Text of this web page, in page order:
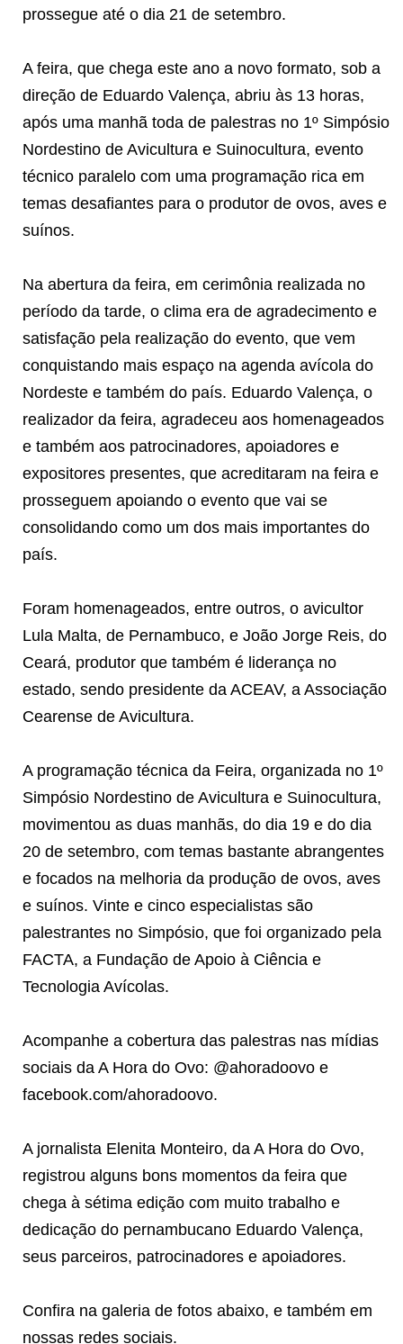
prossegue até o dia 21 de setembro.
A feira, que chega este ano a novo formato, sob a
direção de Eduardo Valença, abriu às 13 horas,
após uma manhã toda de palestras no 1º Simpósio
Nordestino de Avicultura e Suinocultura, evento
técnico paralelo com uma programação rica em
temas desafiantes para o produtor de ovos, aves e
suínos.
Na abertura da feira, em cerimônia realizada no
período da tarde, o clima era de agradecimento e
satisfação pela realização do evento, que vem
conquistando mais espaço na agenda avícola do
Nordeste e também do país. Eduardo Valença, o
realizador da feira, agradeceu aos homenageados
e também aos patrocinadores, apoiadores e
expositores presentes, que acreditaram na feira e
prosseguem apoiando o evento que vai se
consolidando como um dos mais importantes do
país.
Foram homenageados, entre outros, o avicultor
Lula Malta, de Pernambuco, e João Jorge Reis, do
Ceará, produtor que também é liderança no
estado, sendo presidente da ACEAV, a Associação
Cearense de Avicultura.
A programação técnica da Feira, organizada no 1º
Simpósio Nordestino de Avicultura e Suinocultura,
movimentou as duas manhãs, do dia 19 e do dia
20 de setembro, com temas bastante abrangentes
e focados na melhoria da produção de ovos, aves
e suínos. Vinte e cinco especialistas são
palestrantes no Simpósio, que foi organizado pela
FACTA, a Fundação de Apoio à Ciência e
Tecnologia Avícolas.
Acompanhe a cobertura das palestras nas mídias
sociais da A Hora do Ovo: @ahoradoovo e
facebook.com/ahoradoovo.
A jornalista Elenita Monteiro, da A Hora do Ovo,
registrou alguns bons momentos da feira que
chega à sétima edição com muito trabalho e
dedicação do pernambucano Eduardo Valença,
seus parceiros, patrocinadores e apoiadores.
Confira na galeria de fotos abaixo, e também em
nossas redes sociais.